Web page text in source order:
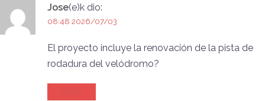
Jose(e)k dio:
08:48 2026/07/03
El proyecto incluye la renovación de la pista de
rodadura del velódromo?